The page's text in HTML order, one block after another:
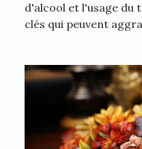
d'alcool et l'usage du
clés qui peuvent